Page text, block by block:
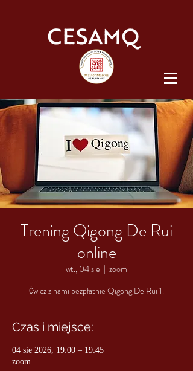
Trening Qigong De Rui
online
wt., 04 sie
  |
zoom
Ćwicz z nami bezpłatnie Qigong De Rui 1.
Czas i miejsce:
04 sie 2026, 19:00 – 19:45
zoom